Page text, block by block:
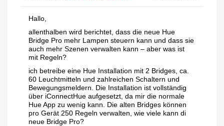
Hallo,
allenthalben wird berichtet, dass die neue Hue
Bridge Pro mehr Lampen steuern kann und dass sie
auch mehr Szenen verwalten kann – aber was ist
mit Regeln?
ich betreibe eine Hue Installation mit 2 Bridges, ca.
60 Leuchtmitteln und zahlreichen Schaltern und
Bewegungsmeldern. Die Installation ist vollständig
über iConnectHue aufgesetzt, da mir die normale
Hue App zu wenig kann. Die alten Bridges können
pro Gerät 250 Regeln verwalten, wie viele kann di
neue Bridge Pro?